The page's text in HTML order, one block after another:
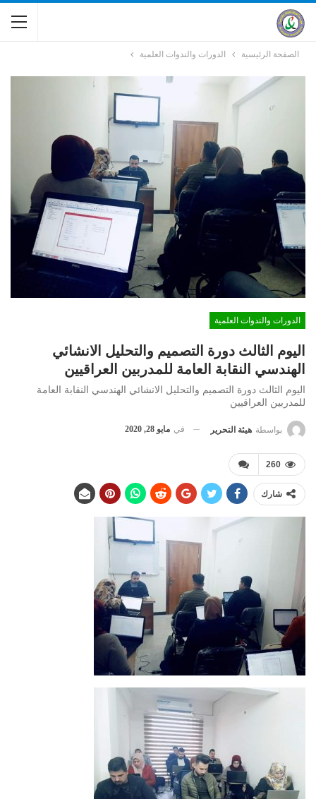
الصفحة الرئيسية الدورات والندوات العلمية
الدورات والندوات العلمية
اليوم الثالث دورة التصميم والتحليل الانشائي
الهندسي النقابة العامة للمدربين العراقيين
اليوم الثالث دورة التصميم والتحليل الانشائي الهندسي النقابة العامة
للمدربين العراقيين
بواسطة هيئة التحرير في مايو 28, 2020
260
شارك